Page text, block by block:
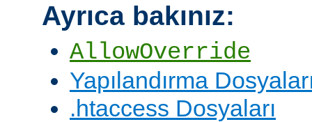
Ayrıca bakınız:
AllowOverride
Yapılandırma
.htaccess Dosyaları